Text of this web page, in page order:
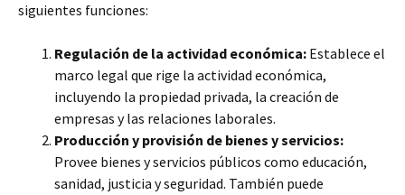
siguientes funciones:
Regulación de la actividad económica: Establece el
marco legal que rige la actividad económica,
incluyendo la propiedad privada, la creación de
empresas y las relaciones laborales.
Producción y provisión de bienes y servicios:
Provee bienes y servicios públicos como educación,
sanidad, justicia y seguridad. También puede